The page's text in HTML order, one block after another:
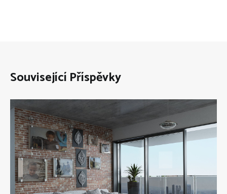
Související Příspěvky